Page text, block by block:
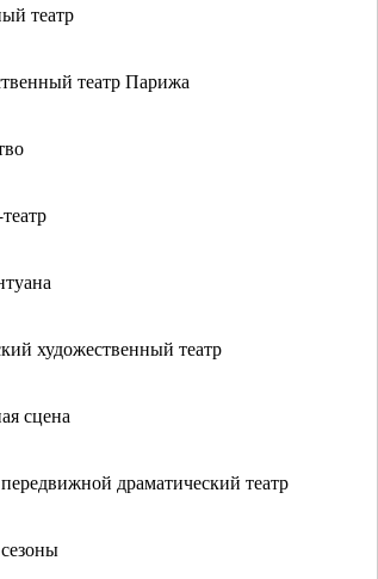
театр
театр Парижа
художественный театр
сцена
драматический театр